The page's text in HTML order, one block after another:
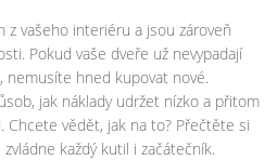
z vašeho interiéru a jsou zároveň
Pokud vaše dveře už nevypadají
nemusíte hned kupovat nové.
jak náklady udržet nízko a přitom
Chcete vědět, jak na to? Přečtěte si
každý kutil i začátečník.